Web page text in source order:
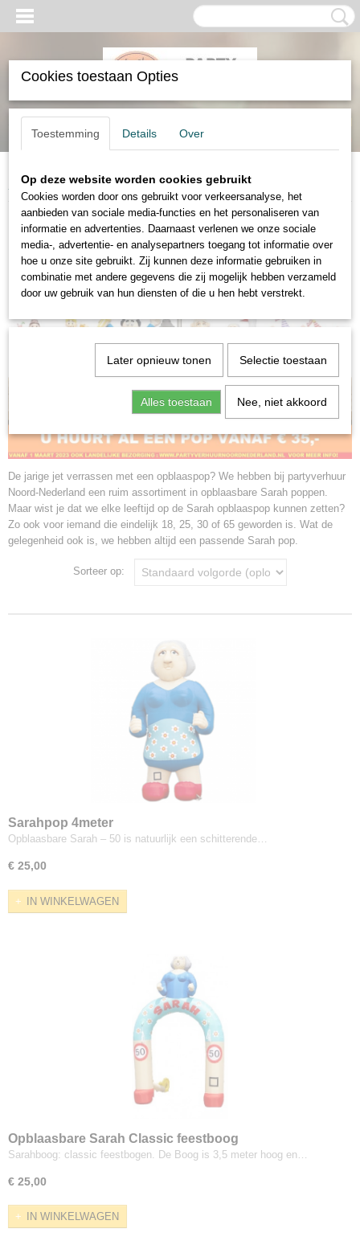
Inloggen Registreren
Home>Feestpoppen24.nl>Sarah Poppen
NIEUW: VANAF 1 MAART 2023
LANDELIJKE BEZORGING
De jarige jet verrassen met een opblaaspop? We hebben bij partyverhuur
Noord-Nederland een ruim assortiment in opblaasbare Sarah poppen.
Maar wist je dat we elke leeftijd op de Sarah opblaaspop kunnen zetten?
Zo ook voor iemand die eindelijk 18, 25, 30 of 65 geworden is. Wat de
gelegenheid ook is, we hebben altijd een passende Sarah pop.
Sorteer op:
Sarahpop 4meter
Opblaasbare Sarah – 50 is natuurlijk een schitterende…
€ 25,00
IN WINKELWAGEN
Opblaasbare Sarah Classic feestboog
Sarahboog: classic feestbogen. De Boog is 3,5 meter hoog en…
€ 25,00
IN WINKELWAGEN
Cookies toestaan Opties
Toestemming Details Over
Op deze website worden cookies gebruikt
Cookies worden door ons gebruikt voor verkeersanalyse, het
aanbieden van sociale media-functies en het personaliseren van
informatie en advertenties. Daarnaast verlenen we onze sociale
media-, advertentie- en analysepartners toegang tot informatie over
hoe u onze site gebruikt. Zij kunnen deze informatie gebruiken in
combinatie met andere gegevens die zij mogelijk hebben verzameld
door uw gebruik van hun diensten of die u hen hebt verstrekt.
Later opnieuw tonen Selectie toestaan
Alles toestaan Nee, niet akkoord